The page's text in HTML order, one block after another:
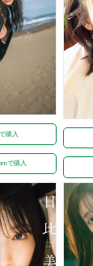
購入
で購入